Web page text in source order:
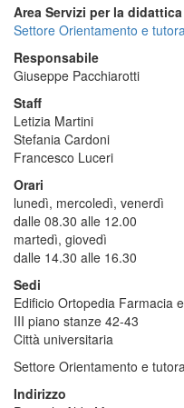
Area Servizi per la
Settore Orientamento e
Responsabile
Giuseppe Pacchiarotti
Staff
Letizia Martini
Stefania Cardoni
Francesco Luceri
Orari
lunedì, mercoledì, venerdì
dalle 08.30 alle 12.00
martedì, giovedì
dalle 14.30 alle 16.30
Sedi
Edificio Ortopedia Farmacia
III piano stanze 42-43
Città universitaria
Settore Orientamento e
Indirizzo